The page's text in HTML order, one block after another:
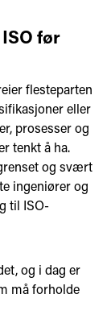
før
flesteparten
eller
prosesser og
tenkt å ha.
og svært
ingeniører og
til ISO-
og i dag er
må forholde